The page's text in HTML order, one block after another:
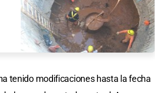
tenido modificaciones hasta la fecha